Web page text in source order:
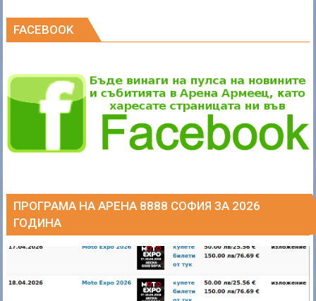
FACEBOOK
ПРОГРАМА НА АРЕНА 8888 СОФИЯ ЗА 2026
ГОДИНА